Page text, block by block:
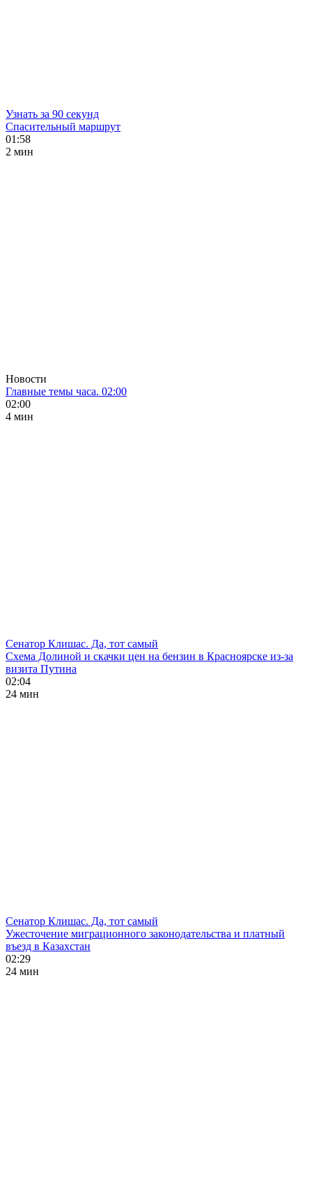
Узнать за 90 секунд
Спасительный маршрут
01:58
2 мин
Новости
Главные темы часа. 02:00
02:00
4 мин
Сенатор Клишас. Да, тот самый
Схема Долиной и скачки цен на бензин в Красноярске из-за
визита Путина
02:04
24 мин
Сенатор Клишас. Да, тот самый
Ужесточение миграционного законодательства и платный
въезд в Казахстан
02:29
24 мин